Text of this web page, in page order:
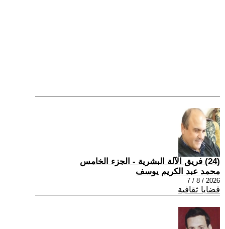
(24) فريق الآلة البشرية - الجزء الخامس
محمد عبد الكريم يوسف
2026 / 8 / 7
قضايا ثقافية